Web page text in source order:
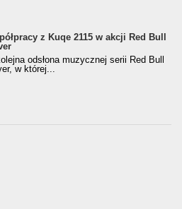
z Kuqe 2115 w akcji Red Bull
odsłona muzycznej serii Red Bull
w której...